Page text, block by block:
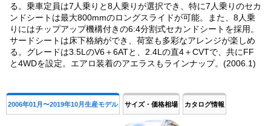
る。乗車定員は7人乗りと8人乗りが選択でき、特に7人乗りのセカ
ンドシートは最大800mmのロングスライドが可能。また、8人乗
りにはチップアップ機構付きの6:4分割式セカンドシートを採用。
サードシートは床下格納ができ、荷室も多彩なアレンジが楽しめ
る。グレードは3.5LのV6＋6ATと、2.4Lの直4＋CVTで、共にFF
と4WDを設定。エアロ装着のアエラスもラインナップ。(2006.1)
2006年01月〜2019年10月生産モデル サイズ・価格相場 カタログ情報